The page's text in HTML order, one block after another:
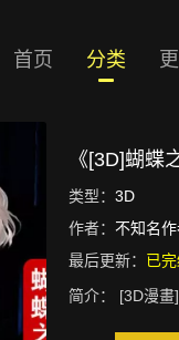
首页 分类
《[3D]蝴蝶
类型： 3D
作者： 不知名
最后更新： 已
简介：
[3D漫